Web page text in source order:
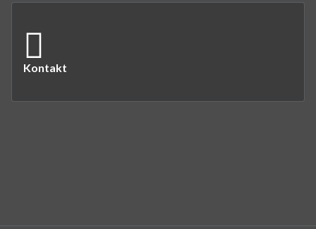
Kontakt